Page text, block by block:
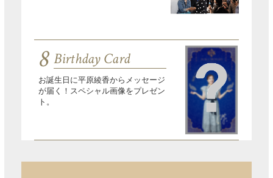
8 Birthday Card
お誕生日に平原綾香からメッセージ
が届く！スペシャル画像をプレゼン
ト。